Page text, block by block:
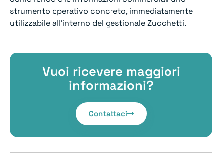
strumento operativo concreto, immediatamente
utilizzabile all’interno del gestionale Zucchetti.
Vuoi ricevere maggiori
informazioni?
Contattaci